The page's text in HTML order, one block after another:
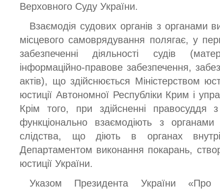
Верховного Суду України.
Взаємодія судових органів з органами
місцевого самоврядування полягає, у
забезпеченні діяльності судів
інформаційно-правове забезпечення,
актів), що здійснюється Міністерством
юстиції Автономної Республіки Крим і
Крім того, при здійсненні правосуддя
функціонально взаємодіють з
слідства, що діють в органах
Департаментом виконання покарань,
юстиції України.
Указом Президента України